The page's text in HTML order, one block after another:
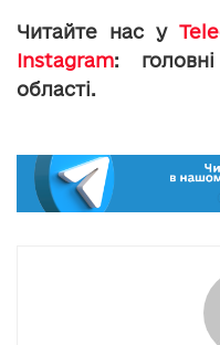
Читайте нас у
Instagram:
області.